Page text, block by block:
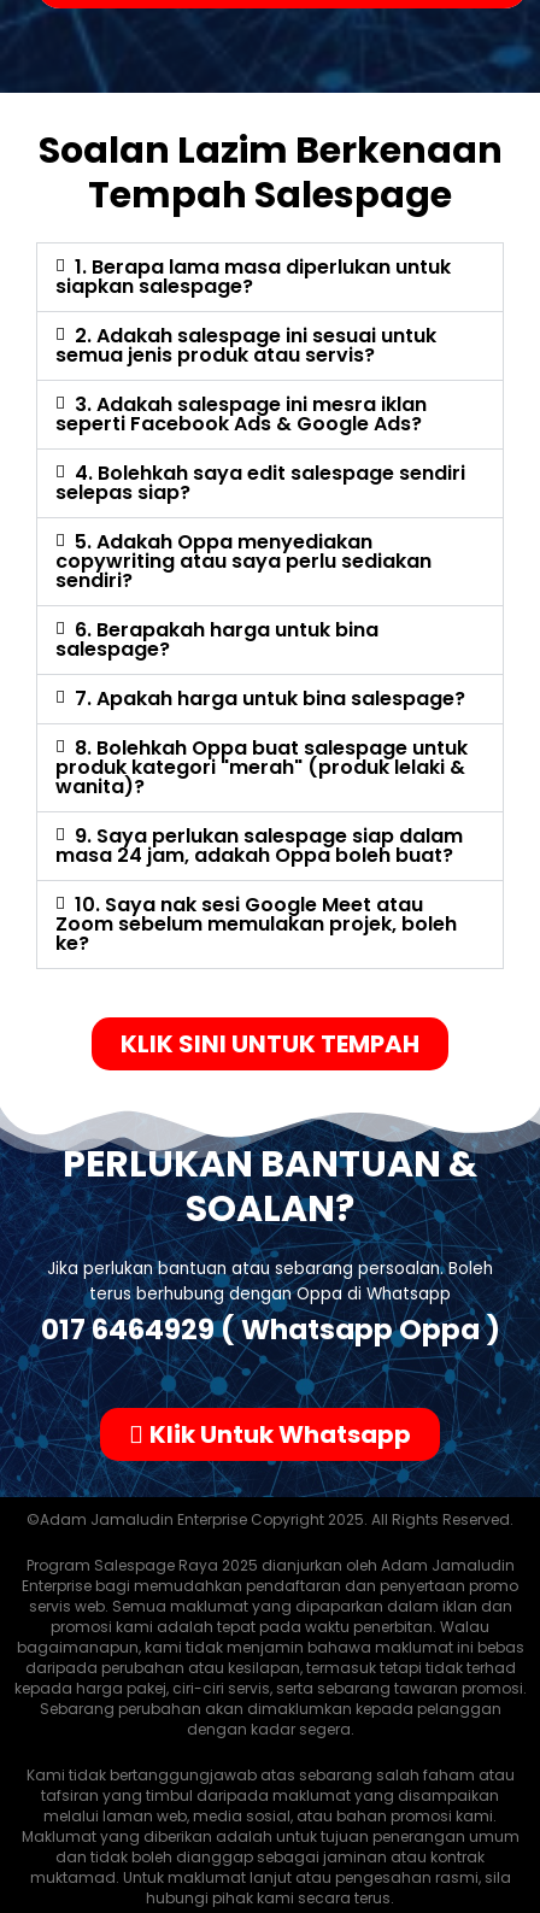
Soalan Lazim Berkenaan
Tempah Salespage
1. Berapa lama masa diperlukan untuk
siapkan salespage?
2. Adakah salespage ini sesuai untuk
semua jenis produk atau servis?
3. Adakah salespage ini mesra iklan
seperti Facebook Ads & Google Ads?
4. Bolehkah saya edit salespage sendiri
selepas siap?
5. Adakah Oppa menyediakan
copywriting atau saya perlu sediakan
sendiri?
6. Berapakah harga untuk bina
salespage?
7. Apakah harga untuk bina salespage?
8. Bolehkah Oppa buat salespage untuk
produk kategori "merah" (produk lelaki &
wanita)?
9. Saya perlukan salespage siap dalam
masa 24 jam, adakah Oppa boleh buat?
10. Saya nak sesi Google Meet atau
Zoom sebelum memulakan projek, boleh
ke?
KLIK SINI UNTUK TEMPAH
PERLUKAN BANTUAN &
SOALAN?
Jika perlukan bantuan atau sebarang persoalan. Boleh
terus berhubung dengan Oppa di Whatsapp
017 6464929 ( Whatsapp Oppa )
Klik Untuk Whatsapp
©Adam Jamaludin Enterprise Copyright 2025. All Rights Reserved.
Program Salespage Raya 2025 dianjurkan oleh Adam Jamaludin
Enterprise bagi memudahkan pendaftaran dan penyertaan promo
servis web. Semua maklumat yang dipaparkan dalam iklan dan
promosi kami adalah tepat pada waktu penerbitan. Walau
bagaimanapun, kami tidak menjamin bahawa maklumat ini bebas
daripada perubahan atau kesilapan, termasuk tetapi tidak terhad
kepada harga pakej, ciri-ciri servis, serta sebarang tawaran promosi.
Sebarang perubahan akan dimaklumkan kepada pelanggan
dengan kadar segera.
Kami tidak bertanggungjawab atas sebarang salah faham atau
tafsiran yang timbul daripada maklumat yang disampaikan
melalui laman web, media sosial, atau bahan promosi kami.
Maklumat yang diberikan adalah untuk tujuan penerangan umum
dan tidak boleh dianggap sebagai jaminan atau kontrak
muktamad. Untuk maklumat lanjut atau pengesahan rasmi, sila
hubungi pihak kami secara terus.